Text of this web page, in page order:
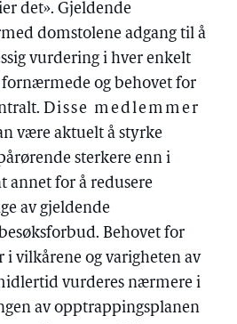
det». Gjeldende
domstolene adgang til å
vurdering i hver enkelt
og behovet for
Disse medlemmer
være aktuelt å styrke
sterkere enn i
annet for å redusere
av gjeldende
Behovet for
i vilkårene og varigheten av
vurderes nærmere i
av opptrappingsplanen